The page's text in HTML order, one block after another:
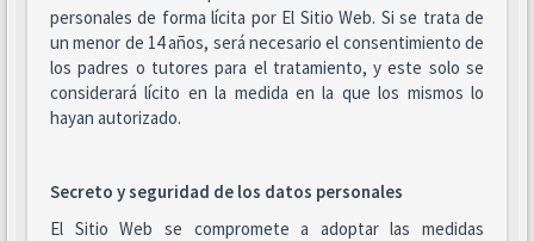
personales de forma lícita por El Sitio Web. Si se trata de
un menor de 14 años, será necesario el consentimiento de
los padres o tutores para el tratamiento, y este solo se
considerará lícito en la medida en la que los mismos lo
hayan autorizado.
Secreto y seguridad de los datos personales
El Sitio Web se compromete a adoptar las medidas